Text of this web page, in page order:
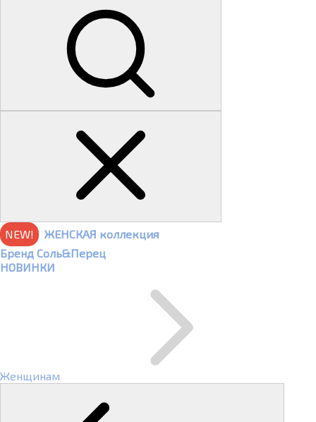
NEW!
ЖЕНСКАЯ коллекция
Бренд Соль&Перец
НОВИНКИ
Женщинам